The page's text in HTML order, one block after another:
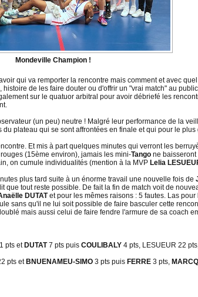
Mondeville Champion !
qui va remporter la rencontre mais comment et avec
de les faire douter ou d'offrir un "vrai match" au
sur le quatuor arbitral pour avoir débriefé les
(un peu) neutre ! Malgré leur performance de la
plateau qui se sont affrontées en finale et qui pour le
Et mis à part quelques minutes qui verront les
(15ème environ), jamais les mini-Tango ne baisseront
on cumule individualités (mention à la MVP Lelia
plus tard suite à un énorme travail une nouvelle fois de
que tout reste possible. De fait la fin de match voit de
DUTATet pour les mêmes raisons : 5 fautes. Las pour
sans qu'il ne lui soit possible de faire basculer cette
mais aussi celui de faire fendre l'armure de sa coach
pts et DUTAT7 pts puis COULIBALY 4 pts, LESUEUR 22
pts et BNUENAMEU-SIMO 3 pts puis FERRE 3 pts, MARCQ